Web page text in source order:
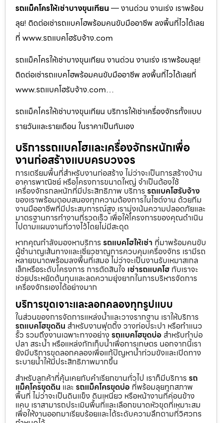
รถแม็คโครให้เช่าบางขุนเทียน — งานด่วน งานเร่ง เราพร้อม
ลุย! ติดต่อเช่ารถแบคโฮพร้อมคนขับมืออาชีพ ลงพื้นที่ไวได้เลย
ที่ www.รถแบคโฮรับจ้าง.com
รถแม็คโครให้เช่าบางขุนเทียน งานด่วน งานเร่ง เราพร้อมลุย!
ติดต่อเช่ารถแบคโฮพร้อมคนขับมืออาชีพ ลงพื้นที่ไวได้เลยที่
www.รถแบคโฮรับจ้าง.com…
รถแม็คโครให้เช่าบางขุนเทียน บริการให้เช่าเครื่องจักรทั้งแบบ
รายวันและรายเดือน ในราคาเป็นกันเอง
บริการรถแบคโฮและเครื่องจักรหนักเพื่อ
งานก่อสร้างแบบครบวงจร
การเตรียมพื้นที่สำหรับงานก่อสร้าง ไม่ว่าจะเป็นการสร้างบ้าน
อาคารพาณิชย์ หรือโครงการขนาดใหญ่ จำเป็นต้องใช้
เครื่องจักรกลหนักที่มีประสิทธิภาพ บริการ รถแบคโฮรับจ้าง
ของเราพร้อมตอบสนองทุกความต้องการในไซต์งาน ด้วยทีม
งานมืออาชีพที่มีประสบการณ์สูง เรามุ่งเน้นความปลอดภัยและ
มาตรฐานการทำงานที่รวดเร็ว เพื่อให้โครงการของคุณดำเนิน
ไปตามแผนงานที่วางไว้โดยไม่มีสะดุด
หากคุณกำลังมองหาบริการ รถแบคโฮให้เช่า ที่มาพร้อมคนขับ
ผู้ชำนาญเส้นทางและเชี่ยวชาญการควบคุมเครื่องจักร เรามีรถ
หลายขนาดพร้อมลงพื้นที่เสมอ ไม่ว่าจะเป็นงานรับเหมาสเกล
เล็กหรือระดับโครงการ การตัดสินใจ เช่ารถแบคโฮ กับเราจะ
ช่วยประหยัดต้นทุนและลดความยุ่งยากในการบริหารจัดการ
เครื่องจักรเองได้อย่างมาก
บริการขุดเจาะและลอกคลองทุกรูปแบบ
ในส่วนของการจัดการแหล่งน้ำและวางรากฐาน เราให้บริการ
รถแบคโฮขุดดิน สำหรับงานฟุตติ้ง วางท่อประปา หรือทำแนว
รั้ว รวมถึงงานเฉพาะทางอย่าง รถแบคโฮขุดบ่อ สำหรับทำบ่อ
ปลา สระน้ำ หรือแหล่งกักเก็บน้ำเพื่อการเกษตร นอกจากนี้เรา
ยังมีบริการขุดลอกคลองเพื่อแก้ปัญหาน้ำท่วมขังและเปิดทาง
ระบายน้ำให้มีประสิทธิภาพมากขึ้น
สำหรับลูกค้าที่คุ้นเคยกับคำเรียกขานทั่วไป เราก็มีบริการ รถ
แม็คโครขุดดิน และ รถแม็คโครขุดบ่อ ที่พร้อมลุยทุกสภาพ
พื้นที่ ไม่ว่าจะเป็นดินแข็ง ดินเหนียว หรือหน้างานที่ค่อนข้าง
แคบ เราสามารถประเมินพื้นที่และเลือกขนาดหัวขุดที่เหมาะสม
เพื่อให้งานออกมาเรียบร้อยและได้ระดับความลึกตามที่วิศวกร